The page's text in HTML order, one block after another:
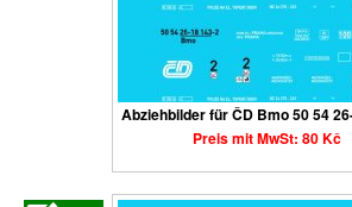
Abziehbilder für ČD Bmo 50 54
Preis mit MwSt: 80 Kč